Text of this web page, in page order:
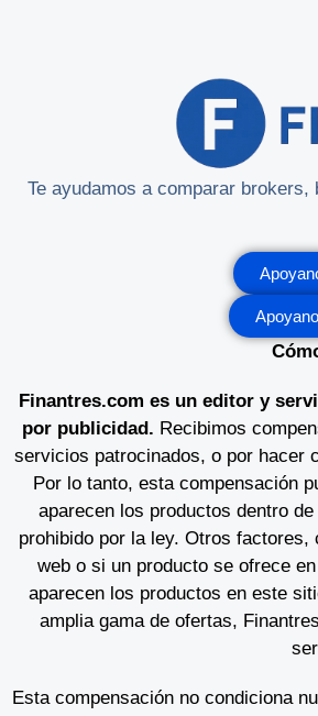
Te ayudamos a comparar
Finantres.com es un editor y
por publicidad. Recibimos
servicios patrocinados, o por hacer
Por lo tanto, esta compensación
aparecen los productos dentro
prohibido por la ley. Otros
web o si un producto se ofrece
aparecen los productos en este
amplia gama de ofertas,
Esta compensación no condiciona